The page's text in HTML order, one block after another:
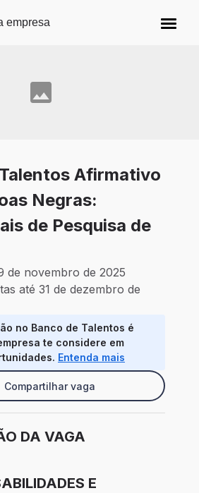
principal
empresa
Afirmativo
Negras:
de Pesquisa de
de novembro de 2025
até 31 de dezembro de
no Banco de Talentos é
te considere em
Entenda mais
Compartilhar vaga
DA VAGA
E